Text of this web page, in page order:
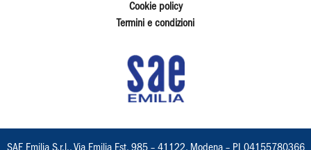
Cookie policy
Termini e condizioni
SAE Emilia S.r.l., Via Emilia Est, 985 – 41122, Modena – PI 04155780366